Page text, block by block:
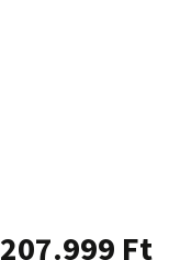
207.999 Ft